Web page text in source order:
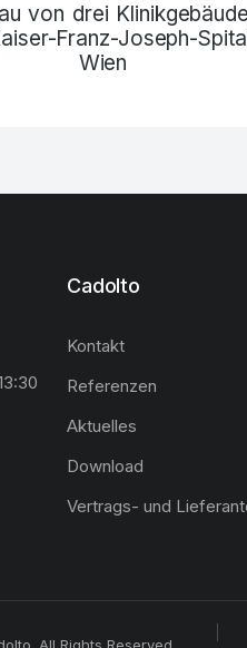
von drei
Franz-Joseph-
Wien
Cadolto
Kontakt
Referenzen
Aktuelles
Download
Vertrags- und